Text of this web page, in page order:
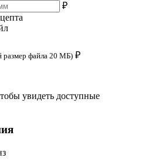
₽
размер файла 20 МБ) ₽
увидеть доступные